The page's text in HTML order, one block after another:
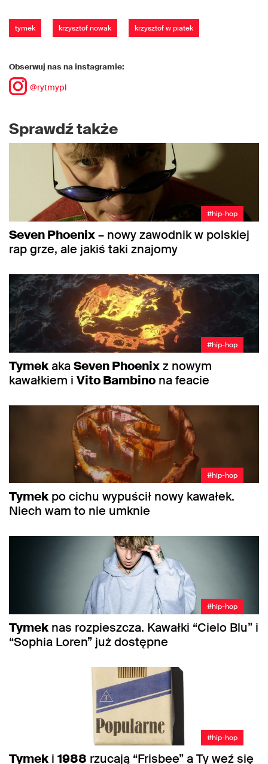
tymek krzysztof nowak krzysztof w piatek
Obserwuj nas na instagramie:
@rytmypl
Sprawdź także
#hip-hop
Seven Phoenix– nowy zawodnik w polskiej
rap grze, ale jakiś taki znajomy
#hip-hop
TymekakaSeven Phoenixz nowym
kawałkiem i Vito Bambino na feacie
#hip-hop
Tymek po cichu wypuścił nowy kawałek.
Niech wam to nie umknie
#hip-hop
Tymek nas rozpieszcza. Kawałki “Cielo Blu” i
“Sophia Loren” już dostępne
#hip-hop
Tymek i 1988 rzucają “Frisbee” a Ty weź się